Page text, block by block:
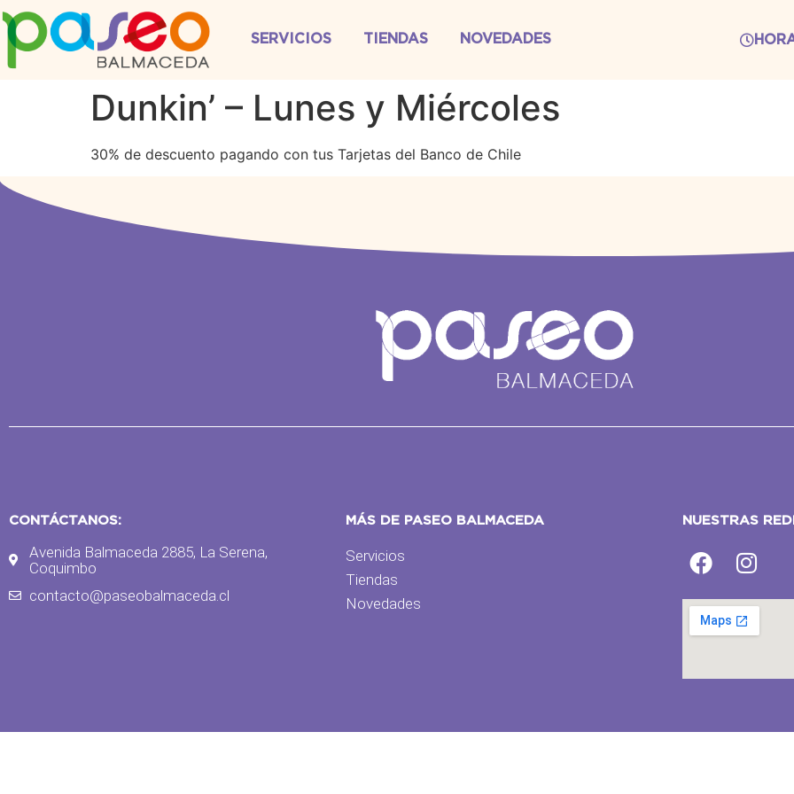
SERVICIOS TIENDAS NOVEDADES
Dunkin’ – Lunes y Miércoles
30% de descuento pagando con tus Tarjetas del Banco de Chile
CONTÁCTANOS:
Avenida Balmaceda 2885, La Serena,
Coquimbo
contacto@paseobalmaceda.cl
MÁS DE PASEO BALMACEDA
Servicios
Tiendas
Novedades
NUESTRAS